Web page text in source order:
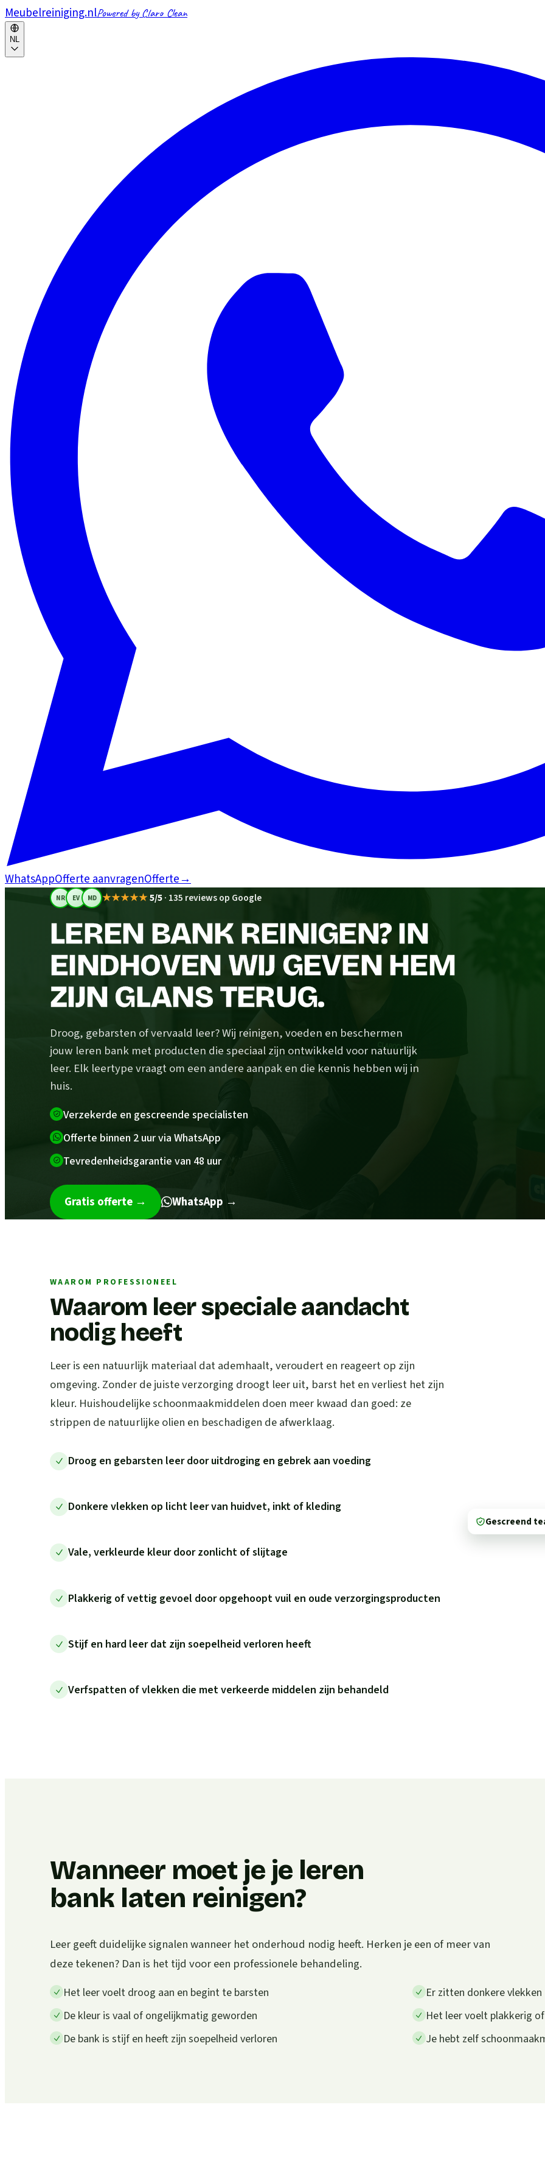
Meubelreiniging.nlPowered by Claro Clean
NL
WhatsAppOfferte aanvragenOfferte→
NR EV MD ★★★★★5/5· 135 reviews op Google
LEREN BANK REINIGEN? IN
EINDHOVEN WIJ GEVEN HEM
ZIJN GLANS TERUG.
Droog, gebarsten of vervaald leer? Wij reinigen, voeden en beschermen
jouw leren bank met producten die speciaal zijn ontwikkeld voor natuurlijk
leer. Elk leertype vraagt om een andere aanpak en die kennis hebben wij in
huis.
Verzekerde en gescreende specialisten
Offerte binnen 2 uur via WhatsApp
Tevredenheidsgarantie van 48 uur
Gratis offerte → WhatsApp →
WAAROM PROFESSIONEEL
Waarom leer speciale aandacht
nodig heeft
Leer is een natuurlijk materiaal dat ademhaalt, veroudert en reageert op zijn
omgeving. Zonder de juiste verzorging droogt leer uit, barst het en verliest het zijn
kleur. Huishoudelijke schoonmaakmiddelen doen meer kwaad dan goed: ze
strippen de natuurlijke olien en beschadigen de afwerklaag.
Droog en gebarsten leer door uitdroging en gebrek aan voeding
Donkere vlekken op licht leer van huidvet, inkt of kleding
Vale, verkleurde kleur door zonlicht of slijtage
Plakkerig of vettig gevoel door opgehoopt vuil en oude verzorgingsproducten
Stijf en hard leer dat zijn soepelheid verloren heeft
Verfspatten of vlekken die met verkeerde middelen zijn behandeld
Gescreend
Wanneer moet je je leren
bank laten reinigen?
Leer geeft duidelijke signalen wanneer het onderhoud nodig heeft. Herken je een of meer van
deze tekenen? Dan is het tijd voor een professionele behandeling.
Het leer voelt droog aan en begint te barsten
Er zitten donkere
De kleur is vaal of ongelijkmatig geworden
Het leer voelt plakkerig
De bank is stijf en heeft zijn soepelheid verloren
Je hebt zelf